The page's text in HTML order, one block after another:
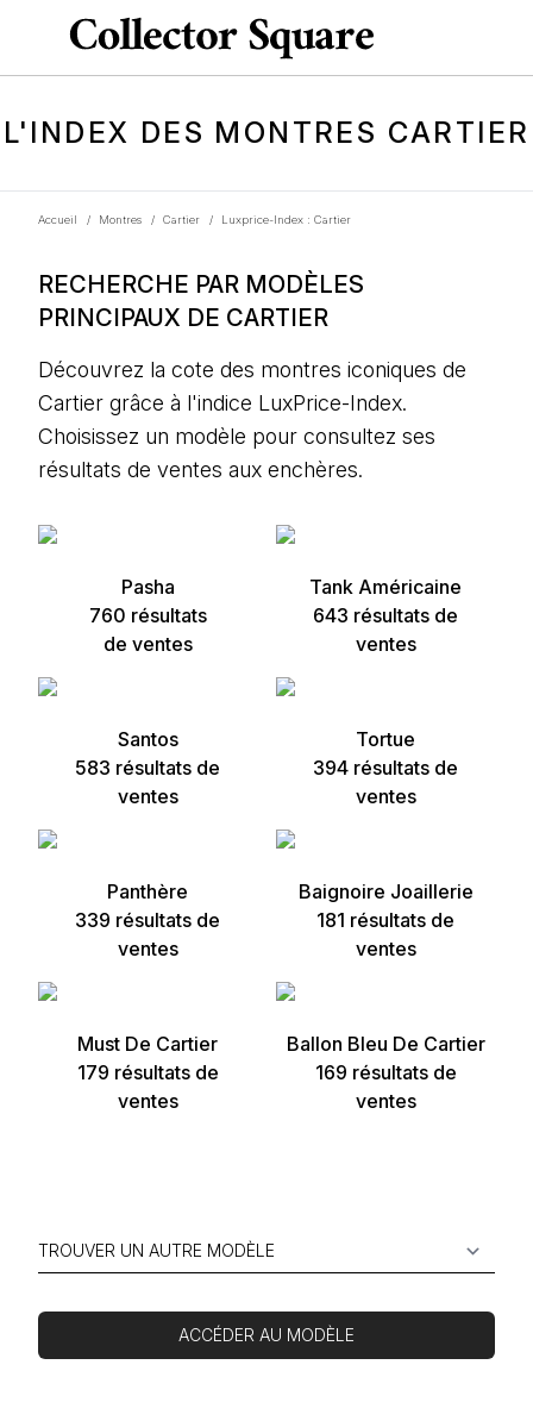
L'INDEX DES MONTRES CARTIER
Accueil / Montres / Cartier / Luxprice-Index : Cartier
RECHERCHE PAR MODÈLES
PRINCIPAUX DE CARTIER
Découvrez la cote des montres iconiques de
Cartier grâce à l'indice LuxPrice-Index.
Choisissez un modèle pour consultez ses
résultats de ventes aux enchères.
Pasha
760 résultats
de ventes
Tank Américaine
643 résultats de
ventes
Santos
583 résultats de
ventes
Tortue
394 résultats de
ventes
Panthère
339 résultats de
ventes
Baignoire Joaillerie
181 résultats de
ventes
Must De Cartier
179 résultats de
ventes
Ballon Bleu De Cartier
169 résultats de
ventes
ACCÉDER AU MODÈLE